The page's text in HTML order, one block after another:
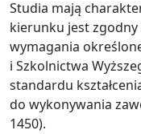
Studia mają
kierunku jest
wymagania
i Szkolnictwa
standardu
do wykonywania
1450).